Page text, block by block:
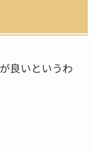
良いというわ